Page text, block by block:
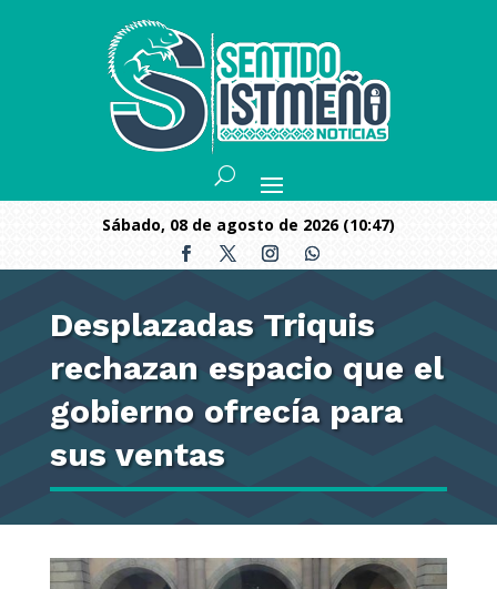
sábado, 08 de agosto de 2026 (10:47)
Desplazadas Triquis
rechazan espacio que el
gobierno ofrecía para
sus ventas